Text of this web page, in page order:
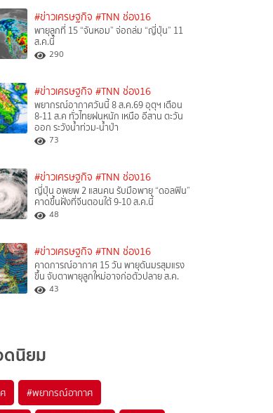
#ข่าวเศรษฐกิจ #TNN ช่อง16
พายุลูกที่ 15 “จันหอม” จ่อถล่ม “ญี่ปุ่น” 11
ส.ค.นี้
290
#ข่าวเศรษฐกิจ #TNN ช่อง16
พยากรณ์อากาศวันนี้ 8 ส.ค.69 อุตุฯ เตือน
8-11 ส.ค ทั่วไทยฝนหนัก เหนือ อีสาน ตะวัน
ออก ระวังน้ำท่วม-น้ำป่า
73
#ข่าวเศรษฐกิจ #TNN ช่อง16
ญี่ปุ่น อพยพ 2 แสนคน รับมือพายุ “ดอลฟิน”
คาดขึ้นฝั่งที่จีนตอนใต้ 9-10 ส.ค.นี้
48
#ข่าวเศรษฐกิจ #TNN ช่อง16
คาดการณ์อากาศ 15 วัน พายุดันมรสุมแรง
ขึ้น จับตาพายุลูกใหม่อาจก่อตัวปลาย ส.ค.
43
นิยม
#พยากรณ์อากาศ